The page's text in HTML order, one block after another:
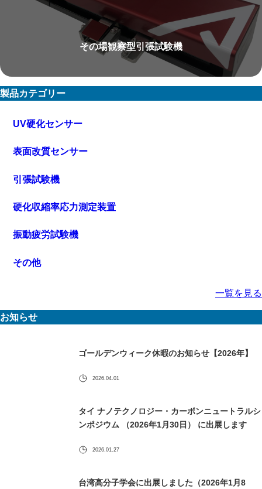
その場観察型引張試験機
製品カテゴリー
UV硬化センサー
表面改質センサー
引張試験機
硬化収縮率応力測定装置
振動疲労試験機
その他
一覧を見る
お知らせ
ゴールデンウィーク休暇のお知らせ【2026年】
2026.04.01
タイ ナノテクノロジー・カーボンニュートラルシ
ンポジウム （2026年1月30日） に出展します
2026.01.27
台湾高分子学会に出展しました（2026年1月8